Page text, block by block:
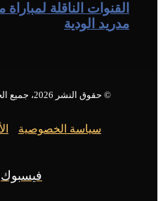
الناقلة لمباراة
الودية
© حقوق النشر 2026، جميع الحقوق محفوظة |
سياسة الخصوصية الأحكام
فيسبوك X